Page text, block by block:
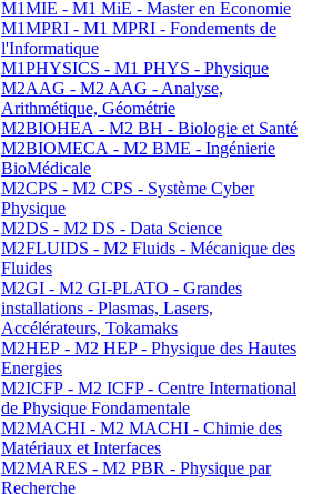
M1MIE - M1 MiE - Master en Economie
M1MPRI - M1 MPRI - Fondements de
l'Informatique
M1PHYSICS - M1 PHYS - Physique
M2AAG - M2 AAG - Analyse,
Arithmétique, Géométrie
M2BIOHEA - M2 BH - Biologie et Santé
M2BIOMECA - M2 BME - Ingénierie
BioMédicale
M2CPS - M2 CPS - Système Cyber
Physique
M2DS - M2 DS - Data Science
M2FLUIDS - M2 Fluids - Mécanique des
Fluides
M2GI - M2 GI-PLATO - Grandes
installations - Plasmas, Lasers,
Accélérateurs, Tokamaks
M2HEP - M2 HEP - Physique des Hautes
Energies
M2ICFP - M2 ICFP - Centre International
de Physique Fondamentale
M2MACHI - M2 MACHI - Chimie des
Matériaux et Interfaces
M2MARES - M2 PBR - Physique par
Recherche